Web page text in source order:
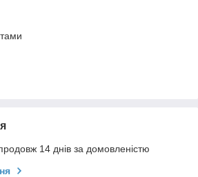
14 днів за домовленістю